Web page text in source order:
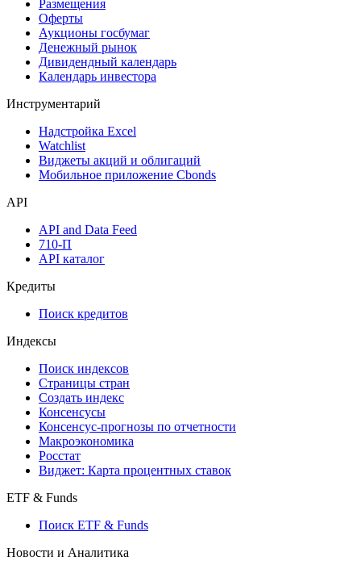
Календарь событий
Дефолты
Размещения
Оферты
Денежный рынок
Календарь инвестора
Инструментарий
Мобильное приложение Cbonds
API
API and Data Feed
API каталог
Кредиты
Поиск кредитов
Индексы
Поиск индексов
Страницы стран
Создать индекс
Консенсусы
Макроэкономика
Виджет: Карта процентных ставок
ETF & Funds